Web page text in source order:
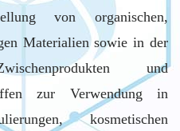
von organischen,
Materialien sowie in der
und
zur Verwendung in
kosmetischen